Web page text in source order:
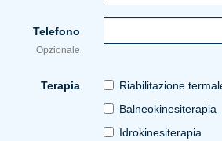
Telefono
Opzionale
Terapia
Riabilitazione
Balneokinesiterapia
Idrokinesiterapia